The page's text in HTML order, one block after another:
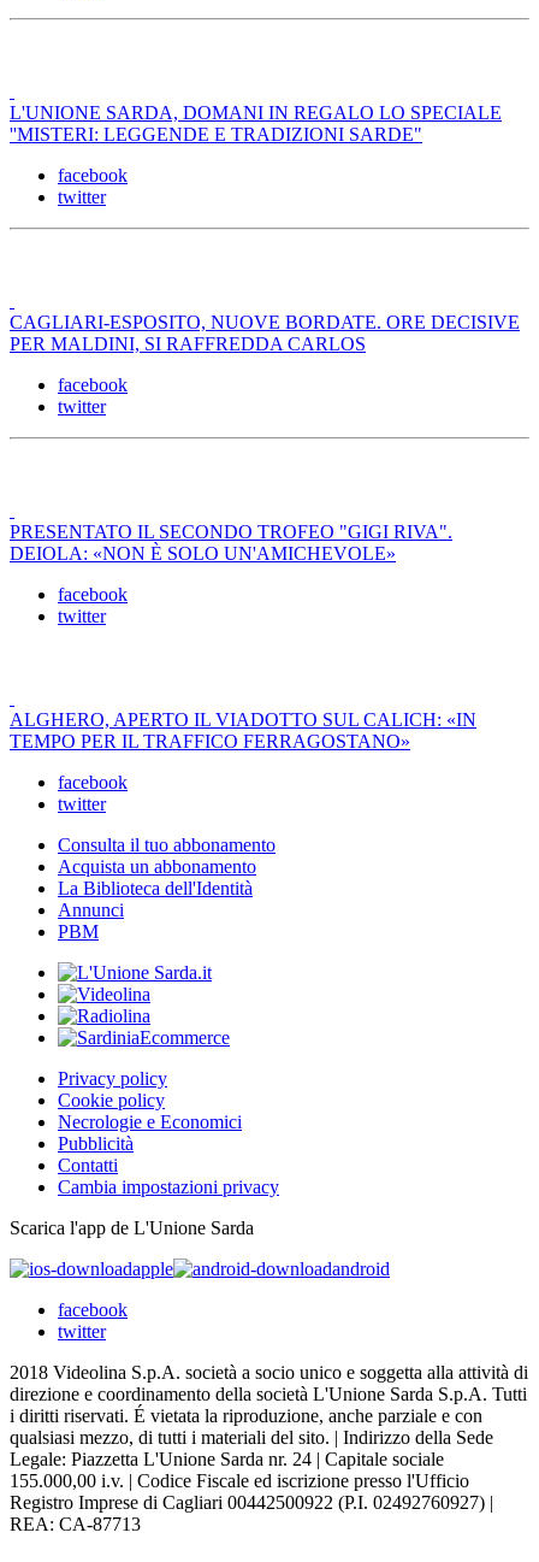
L'UNIONE SARDA, DOMANI IN REGALO LO SPECIALE
''MISTERI: LEGGENDE E TRADIZIONI SARDE"
facebook
twitter
CAGLIARI-ESPOSITO, NUOVE BORDATE. ORE DECISIVE
PER MALDINI, SI RAFFREDDA CARLOS
facebook
twitter
PRESENTATO IL SECONDO TROFEO "GIGI RIVA".
DEIOLA: «NON È SOLO UN'AMICHEVOLE»
facebook
twitter
ALGHERO, APERTO IL VIADOTTO SUL CALICH: «IN
TEMPO PER IL TRAFFICO FERRAGOSTANO»
facebook
twitter
Consulta il tuo abbonamento
Acquista un abbonamento
La Biblioteca dell'Identità
Annunci
PBM
Privacy policy
Cookie policy
Necrologie e Economici
Pubblicità
Contatti
Cambia impostazioni privacy
Scarica l'app de L'Unione Sarda
apple
android
facebook
twitter
2018 Videolina S.p.A. società a socio unico e soggetta alla attività di
direzione e coordinamento della società L'Unione Sarda S.p.A. Tutti
i diritti riservati. É vietata la riproduzione, anche parziale e con
qualsiasi mezzo, di tutti i materiali del sito. | Indirizzo della Sede
Legale: Piazzetta L'Unione Sarda nr. 24 | Capitale sociale
155.000,00 i.v. | Codice Fiscale ed iscrizione presso l'Ufficio
Registro Imprese di Cagliari 00442500922 (P.I. 02492760927) |
REA: CA-87713